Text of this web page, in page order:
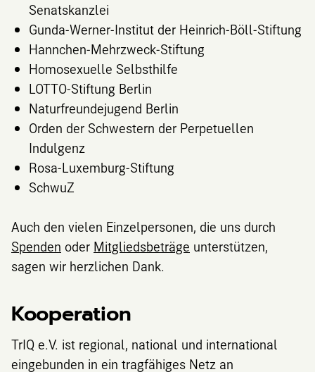
Senatskanzlei
Gunda-Werner-Institut der Heinrich-Böll-Stiftung
Hannchen-Mehrzweck-Stiftung
Homosexuelle Selbsthilfe
LOTTO-Stiftung Berlin
Naturfreundejugend Berlin
Orden der Schwestern der Perpetuellen
Indulgenz
Rosa-Luxemburg-Stiftung
SchwuZ
Auch den vielen Einzelpersonen, die uns durch
Spenden oder Mitgliedsbeträge unterstützen,
sagen wir herzlichen Dank.
Kooperation
TrIQ e.V. ist regional, national und international
eingebunden in ein tragfähiges Netz an